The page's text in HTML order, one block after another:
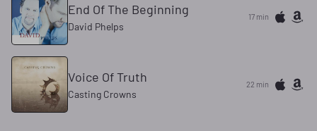
End Of The Beginning
David Phelps
17 min
Voice Of Truth
Casting Crowns
22 min